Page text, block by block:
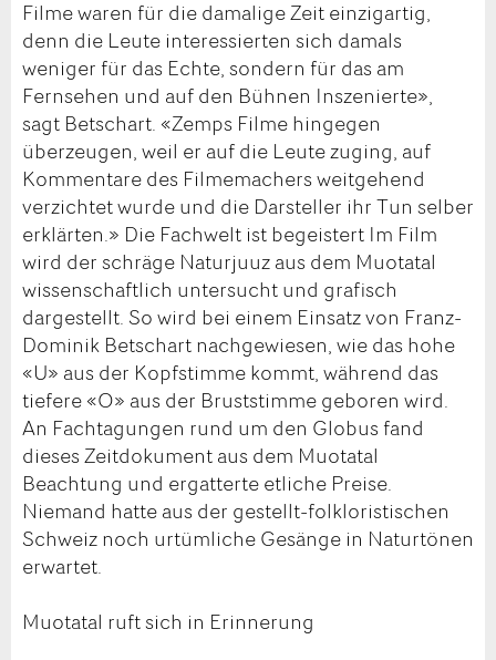
Filme waren für die damalige Zeit einzigartig,
denn die Leute interessierten sich damals
weniger für das Echte, sondern für das am
Fernsehen und auf den Bühnen Inszenierte»,
sagt Betschart. «Zemps Filme hingegen
überzeugen, weil er auf die Leute zuging, auf
Kommentare des Filmemachers weitgehend
verzichtet wurde und die Darsteller ihr Tun selber
erklärten.» Die Fachwelt ist begeistert Im Film
wird der schräge Naturjuuz aus dem Muotatal
wissenschaftlich untersucht und grafisch
dargestellt. So wird bei einem Einsatz von Franz-
Dominik Betschart nachgewiesen, wie das hohe
«U» aus der Kopfstimme kommt, während das
tiefere «O» aus der Bruststimme geboren wird.
An Fachtagungen rund um den Globus fand
dieses Zeitdokument aus dem Muotatal
Beachtung und ergatterte etliche Preise.
Niemand hatte aus der gestellt-folkloristischen
Schweiz noch urtümliche Gesänge in Naturtönen
erwartet.
Muotatal ruft sich in Erinnerung